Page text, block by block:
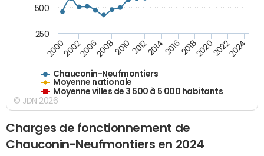
Chauconin-Neufmontiers
Moyenne nationale
Moyenne villes de 3 500 à 5 000 habitants
200020022006200820102012201420162018202020222024
250
500
© JDN 2026
Charges de fonctionnement de
Chauconin-Neufmontiers en 2024